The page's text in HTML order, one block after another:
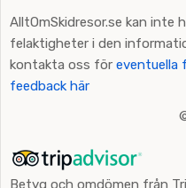
AlltOmSkidresor.se kan inte
felaktigheter i den
kontakta oss för eventuella
feedback här